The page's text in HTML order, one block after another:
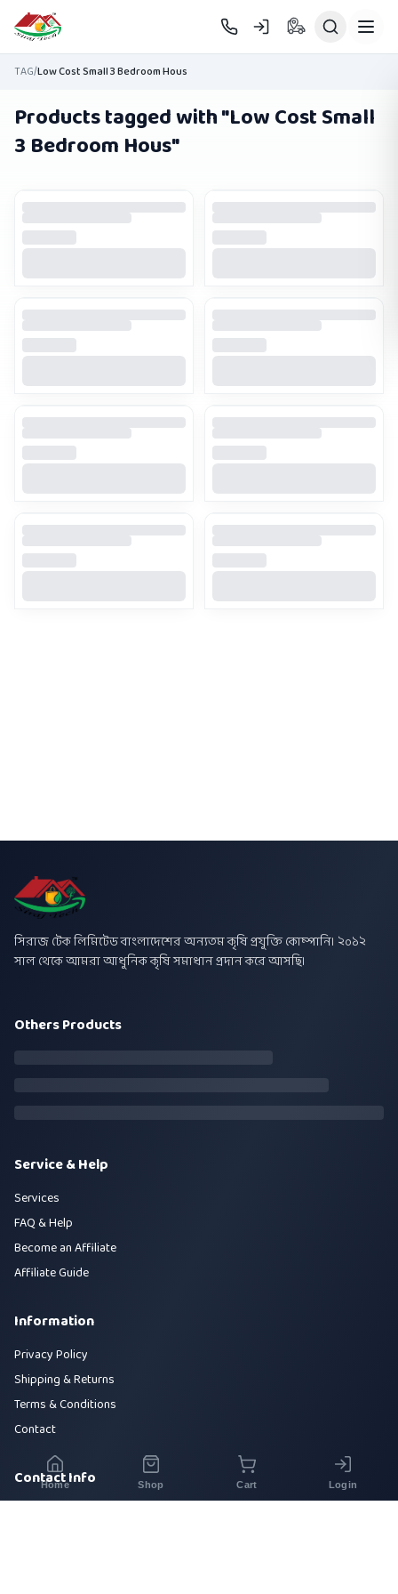
Skip to main content
TAG/Low Cost Small 3 Bedroom Hous
Products tagged with "Low Cost Small
3 Bedroom Hous"
সিরাজ টেক লিমিটেড বাংলাদেশের অন্যতম কৃষি প্রযুক্তি কোম্পানি। ২০১২
সাল থেকে আমরা আধুনিক কৃষি সমাধান প্রদান করে আসছি।
Others Products
Service & Help
Services
FAQ & Help
Become an Affiliate
Affiliate Guide
Information
Privacy Policy
Shipping & Returns
Terms & Conditions
Contact
Contact Info
Home Shop Cart Login